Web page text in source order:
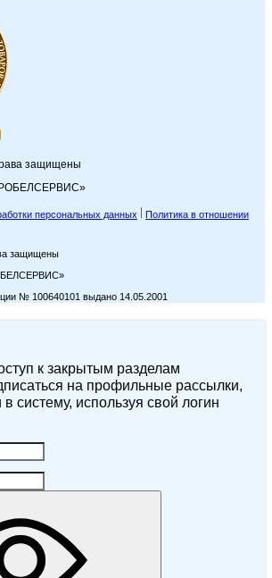
защищены
персональных данных
Политика в отношении
защищены
№ 100640101 выдано 14.05.2001
к закрытым разделам
на профильные рассылки,
систему, используя свой логин